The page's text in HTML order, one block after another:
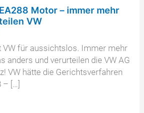
Motor – immer mehr
VW
VW für aussichtslos. Immer mehr
anders und verurteilen die VW AG
VW hätte die Gerichtsverfahren
– […]